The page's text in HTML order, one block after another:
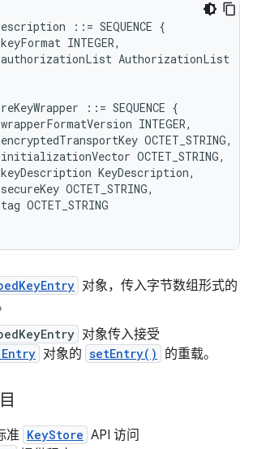
::= SEQUENCE {
keyFormat INTEGER,
authorizationList AuthorizationList
::= SEQUENCE {
wrapperFormatVersion INTEGER,
encryptedTransportKey OCTET_STRING,
initializationVector OCTET_STRING,
keyDescription KeyDescription,
secureKey OCTET_STRING,
tag OCTET_STRING
对象，传入字节数组形式的
对象传入接受
对象的 setEntry() 的重载。
准 KeyStore API 访问